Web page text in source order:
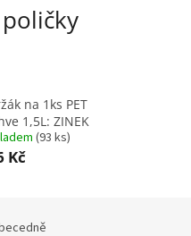
na 1ks PET
1,5L: ZINEK
(93 ks)
Kč